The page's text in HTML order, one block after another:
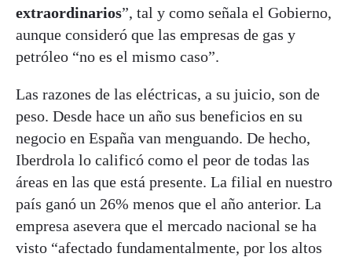
extraordinarios”, tal y como señala el Gobierno,
aunque consideró que las empresas de gas y
petróleo “no es el mismo caso”.
Las razones de las eléctricas, a su juicio, son de
peso. Desde hace un año sus beneficios en su
negocio en España van menguando. De hecho,
Iberdrola lo calificó como el peor de todas las
áreas en las que está presente. La filial en nuestro
país ganó un 26% menos que el año anterior. La
empresa asevera que el mercado nacional se ha
visto “afectado fundamentalmente, por los altos